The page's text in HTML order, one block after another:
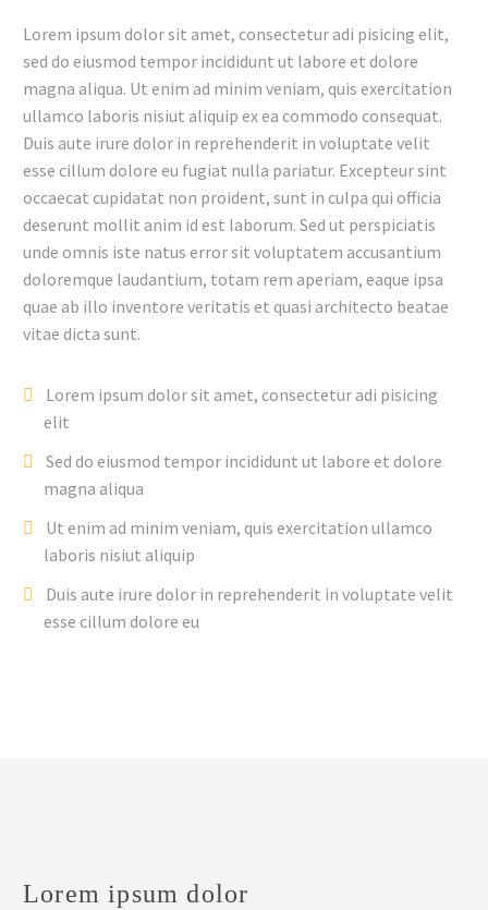
Lorem ipsum dolor sit amet, consectetur adi pisicing elit,
sed do eiusmod tempor incididunt ut labore et dolore
magna aliqua. Ut enim ad minim veniam, quis exercitation
ullamco laboris nisiut aliquip ex ea commodo consequat.
Duis aute irure dolor in reprehenderit in voluptate velit
esse cillum dolore eu fugiat nulla pariatur. Excepteur sint
occaecat cupidatat non proident, sunt in culpa qui officia
deserunt mollit anim id est laborum. Sed ut perspiciatis
unde omnis iste natus error sit voluptatem accusantium
doloremque laudantium, totam rem aperiam, eaque ipsa
quae ab illo inventore veritatis et quasi architecto beatae
vitae dicta sunt.
Lorem ipsum dolor sit amet, consectetur adi pisicing
elit
Sed do eiusmod tempor incididunt ut labore et dolore
magna aliqua
Ut enim ad minim veniam, quis exercitation ullamco
laboris nisiut aliquip
Duis aute irure dolor in reprehenderit in voluptate velit
esse cillum dolore eu
Lorem ipsum dolor